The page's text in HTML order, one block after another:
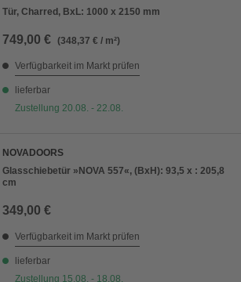
Tür, Charred, BxL: 1000 x 2150 mm
749,00 € (348,37 € / m²)
Verfügbarkeit im Markt prüfen
lieferbar
Zustellung 20.08. - 22.08.
NOVADOORS
Glasschiebetür »NOVA 557«, (BxH): 93,5 x : 205,8
cm
349,00 €
Verfügbarkeit im Markt prüfen
lieferbar
Zustellung 15.08. - 18.08.